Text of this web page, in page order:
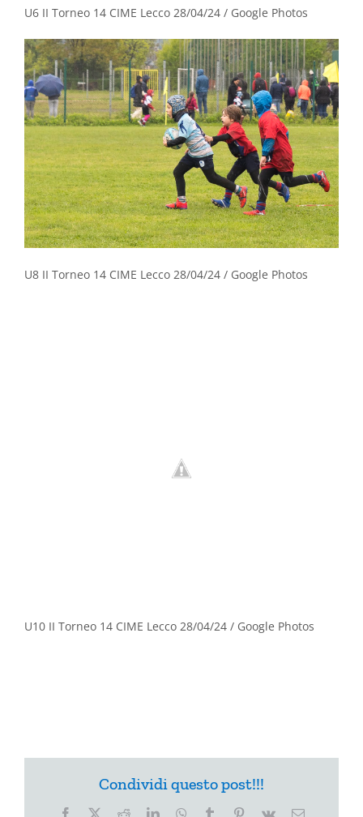
U6 II Torneo 14 CIME Lecco 28/04/24 / Google Photos
U8 II Torneo 14 CIME Lecco 28/04/24 / Google Photos
U10 II Torneo 14 CIME Lecco 28/04/24 / Google Photos
Condividi questo post!!!
Facebook
X RedditLinkedInWhatsApp
Tumblr Pinterest
Vk Email